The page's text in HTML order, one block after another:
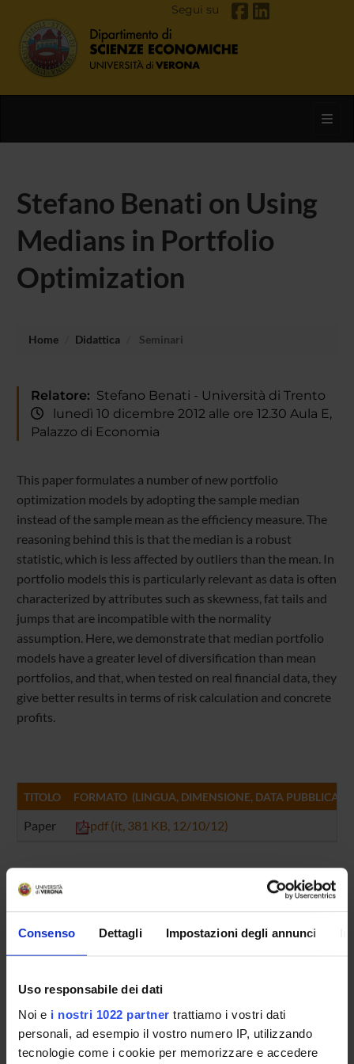
Consenso Dettagli Impostazioni degli annunci
Uso responsabile dei dati
Noi e i nostri 1022 partner trattiamo i vostri dati
personali, ad esempio il vostro numero IP, utilizzando
tecnologie come i cookie per memorizzare e accedere
Segui su
Stefano Benati on Using
Medians in Portfolio
Optimization
Home Didattica Seminari
Relatore: Stefano Benati - Università di Trento
lunedì 10 dicembre 2012 alle ore 12.30 Aula E,
Palazzo di Economia
This paper formulates a number of new portfolio
optimization models by adopting the sample median
instead of the sample mean as the efficiency measure. The
reasoning behind this is that the median is a robust
statistic, which is less affected by outliers than the mean. In
portfolio models this is particularly relevant as data is often
characterized by attributes such as skewness, fat tails and
jumps that are incompatible with the normality
assumption. Here, we demonstrate that median portfolio
models have a greater level of diversification than mean
portfolios, and that, when tested on real financial data, they
give better results in terms of risk calculation and concrete
profits.
TITOLO FORMATO (LINGUA, DIMENSIONE, DATA
Paper pdf (it, 381 KB, 12/10/12)
Referente
Giacomo Scandolo
Referente esterno